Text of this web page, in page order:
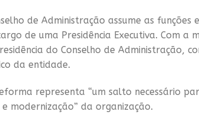
de Administração assume as funções
de uma Presidência Executiva. Com a
do Conselho de Administração,
da entidade.
representa “um salto necessário
modernização” da organização.